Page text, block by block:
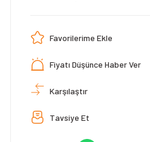
Fiyatı Düşünce Haber Ver
Karşılaştır
Tavsiye Et